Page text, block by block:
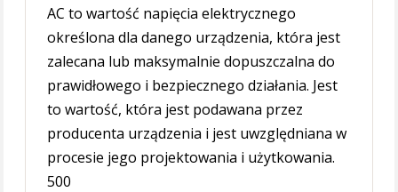
AC to wartość napięcia elektrycznego
określona dla danego urządzenia, która jest
zalecana lub maksymalnie dopuszczalna do
prawidłowego i bezpiecznego działania. Jest
to wartość, która jest podawana przez
producenta urządzenia i jest uwzględniana w
procesie jego projektowania i użytkowania.
500